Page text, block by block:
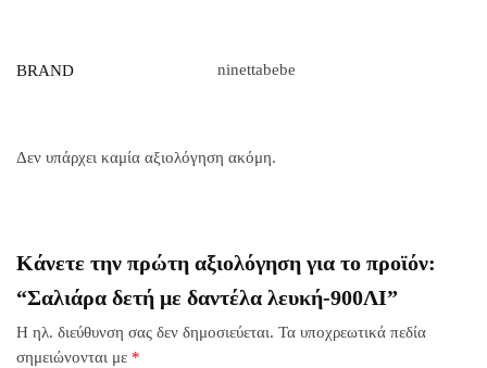
BRAND ninettabebe
Δεν υπάρχει καμία αξιολόγηση ακόμη.
Κάνετε την πρώτη αξιολόγηση για το προϊόν:
“Σαλιάρα δετή με δαντέλα λευκή-900ΛΙ”
Η ηλ. διεύθυνση σας δεν δημοσιεύεται. Τα υποχρεωτικά πεδία
σημειώνονται με *